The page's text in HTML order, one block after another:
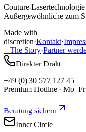
Couture-
Außergewöhnliche zum
Made with
discretion·Kontakt·
– The Story·Partner
Direkter Draht
+49 (0) 30 577 127 45
Premium Hotline ·
Beratung sichern
Inner Circle